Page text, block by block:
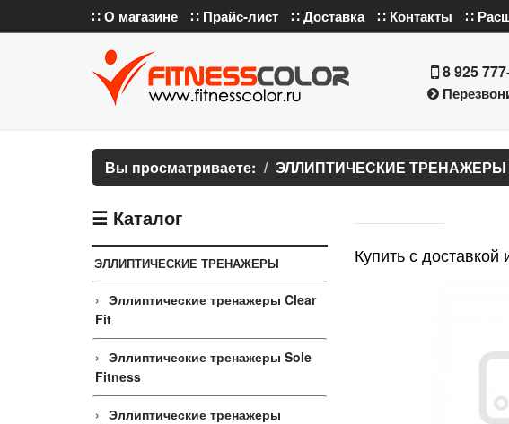
∷ О магазине ∷ Прайс-лист ∷ Доставка ∷ Контакты ∷
8 925
Вы просматриваете: ЭЛЛИПТИЧЕСКИЕ ТРЕНАЖЕРЫ
☰ Каталог
ЭЛЛИПТИЧЕСКИЕ ТРЕНАЖЕРЫ
Эллиптические тренажеры Clear
Fit
Эллиптические тренажеры Sole
Fitness
Эллиптические тренажеры
Купить с доставкой